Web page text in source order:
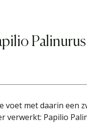
Palinurus
voet met daarin een
verwerkt: Papilio